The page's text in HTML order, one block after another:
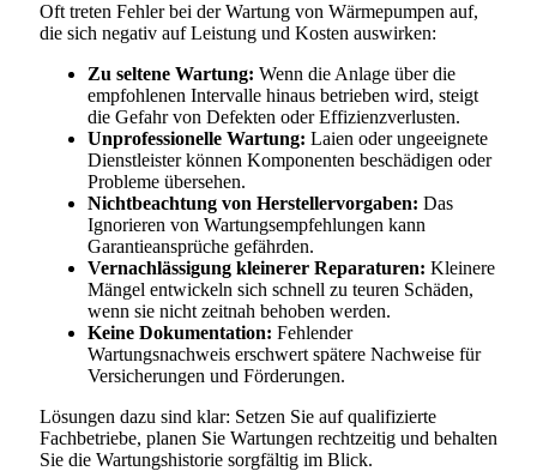
Oft treten Fehler bei der Wartung von Wärmepumpen auf,
die sich negativ auf Leistung und Kosten auswirken:
Zu seltene Wartung: Wenn die Anlage über die
empfohlenen Intervalle hinaus betrieben wird, steigt
die Gefahr von Defekten oder Effizienzverlusten.
Unprofessionelle Wartung: Laien oder ungeeignete
Dienstleister können Komponenten beschädigen oder
Probleme übersehen.
Nichtbeachtung von Herstellervorgaben: Das
Ignorieren von Wartungsempfehlungen kann
Garantieansprüche gefährden.
Vernachlässigung kleinerer Reparaturen: Kleinere
Mängel entwickeln sich schnell zu teuren Schäden,
wenn sie nicht zeitnah behoben werden.
Keine Dokumentation: Fehlender
Wartungsnachweis erschwert spätere Nachweise für
Versicherungen und Förderungen.
Lösungen dazu sind klar: Setzen Sie auf qualifizierte
Fachbetriebe, planen Sie Wartungen rechtzeitig und behalten
Sie die Wartungshistorie sorgfältig im Blick.